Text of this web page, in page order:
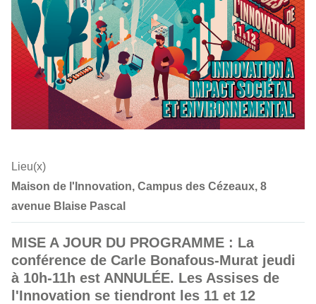
Lieu(x)
Maison de l'Innovation, Campus des Cézeaux, 8
avenue Blaise Pascal
MISE A JOUR DU PROGRAMME : La
conférence de Carle Bonafous-Murat jeudi
à 10h-11h est ANNULÉE. Les Assises de
l'Innovation se tiendront les 11 et 12